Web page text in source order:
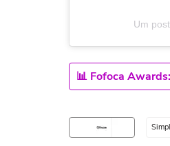
Um
📊 Fofoca